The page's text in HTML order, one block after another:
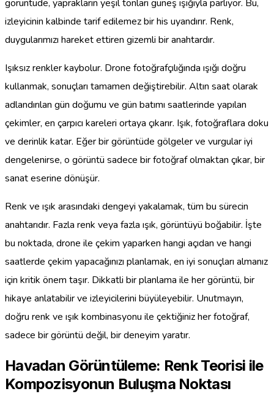
görüntüde, yaprakların yeşil tonları güneş ışığıyla parlıyor. Bu,
izleyicinin kalbinde tarif edilemez bir his uyandırır. Renk,
duygularımızı hareket ettiren gizemli bir anahtardır.
Işıksız renkler kaybolur. Drone fotoğrafçılığında ışığı doğru
kullanmak, sonuçları tamamen değiştirebilir. Altın saat olarak
adlandırılan gün doğumu ve gün batımı saatlerinde yapılan
çekimler, en çarpıcı kareleri ortaya çıkarır. Işık, fotoğraflara doku
ve derinlik katar. Eğer bir görüntüde gölgeler ve vurgular iyi
dengelenirse, o görüntü sadece bir fotoğraf olmaktan çıkar, bir
sanat eserine dönüşür.
Renk ve ışık arasındaki dengeyi yakalamak, tüm bu sürecin
anahtarıdır. Fazla renk veya fazla ışık, görüntüyü boğabilir. İşte
bu noktada, drone ile çekim yaparken hangi açıdan ve hangi
saatlerde çekim yapacağınızı planlamak, en iyi sonuçları almanız
için kritik önem taşır. Dikkatli bir planlama ile her görüntü, bir
hikaye anlatabilir ve izleyicilerini büyüleyebilir. Unutmayın,
doğru renk ve ışık kombinasyonu ile çektiğiniz her fotoğraf,
sadece bir görüntü değil, bir deneyim yaratır.
Havadan Görüntüleme: Renk Teorisi ile
Kompozisyonun Buluşma Noktası